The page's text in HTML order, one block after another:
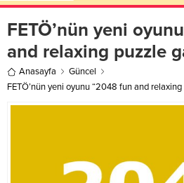
FETÖ’nün yeni
and relaxing puzzle
Anasayfa
Güncel
FETÖ’nün yeni oyunu “2048 fun and